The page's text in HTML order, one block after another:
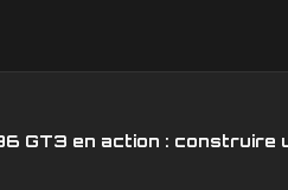
GT3 en action : construire